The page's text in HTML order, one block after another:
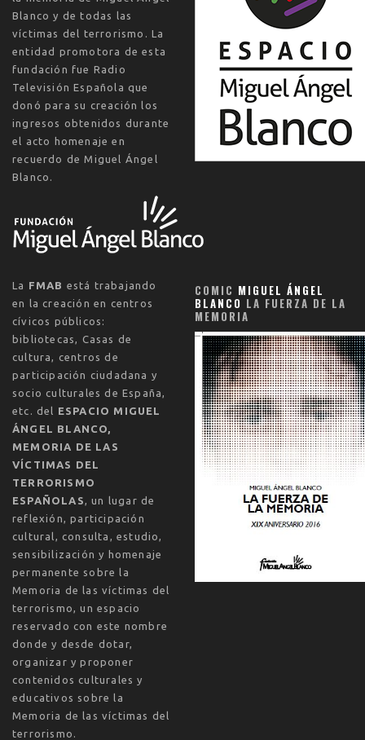
Blanco y de todas las
víctimas del terrorismo. La
entidad promotora de esta
fundación fue Radio
Televisión Española que
donó para su creación los
ingresos obtenidos durante
el acto homenaje en
recuerdo de Miguel Ángel
Blanco.
La FMAB está trabajando
en la creación en centros
cívicos públicos:
bibliotecas, Casas de
cultura, centros de
participación ciudadana y
socio culturales de España,
etc. del ESPACIO MIGUEL
ÁNGEL BLANCO,
MEMORIA DE LAS
VÍCTIMAS DEL
TERRORISMO
ESPAÑOLAS, un lugar de
reflexión, participación
cultural, consulta, estudio,
sensibilización y homenaje
permanente sobre la
Memoria de las víctimas del
terrorismo, un espacio
reservado con este nombre
donde y desde dotar,
organizar y proponer
contenidos culturales y
educativos sobre la
Memoria de las víctimas del
terrorismo.
COMIC MIGUEL ÁNGEL
BLANCO LA FUERZA DE LA
MEMORIA